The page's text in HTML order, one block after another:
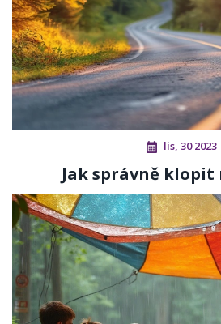
lis, 30 2023
Jak správně